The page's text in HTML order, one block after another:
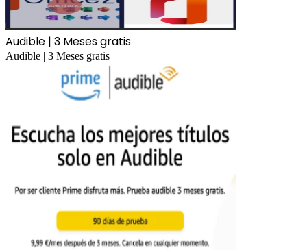
Audible | 3 Meses gratis
Audible | 3 Meses gratis